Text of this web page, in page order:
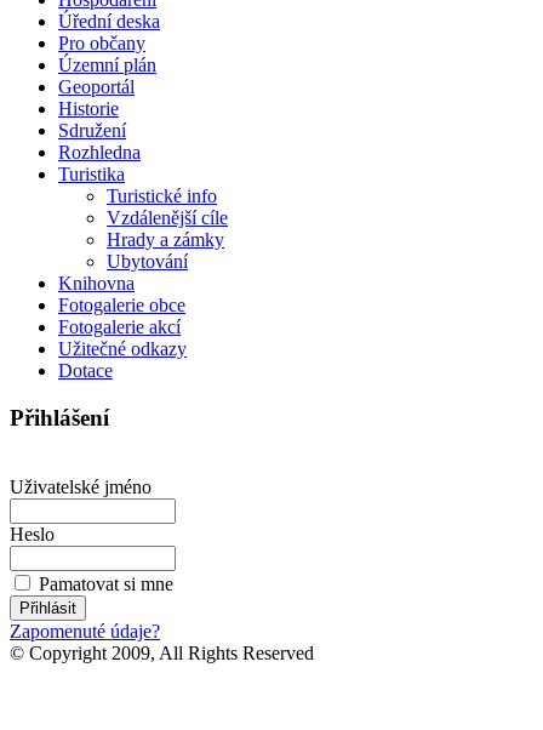
Úřední deska
Pro občany
Územní plán
Geoportál
Historie
Sdružení
Rozhledna
Turistika
Turistické info
Vzdálenější cíle
Hrady a zámky
Ubytování
Knihovna
Fotogalerie obce
Fotogalerie akcí
Užitečné odkazy
Dotace
Přihlášení
Uživatelské jméno
Heslo
Pamatovat si mne
Zapomenuté údaje?
© Copyright 2009, All Rights Reserved